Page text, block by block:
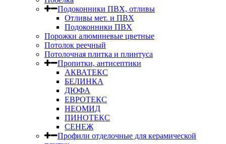
Подоконники ПВХ, отливы
Отливы мет. и ПВХ
Подоконники ПВХ
Порожки алюминевые цветные
Потолок реечный
Потолочная плитка и плинтуса
Пропитки, антисептики
АКВАТЕКС
БЕЛИНКА
ДЮФА
ЕВРОТЕКС
НЕОМИД
ПИНОТЕКС
СЕНЕЖ
Профили отделочные для керамической